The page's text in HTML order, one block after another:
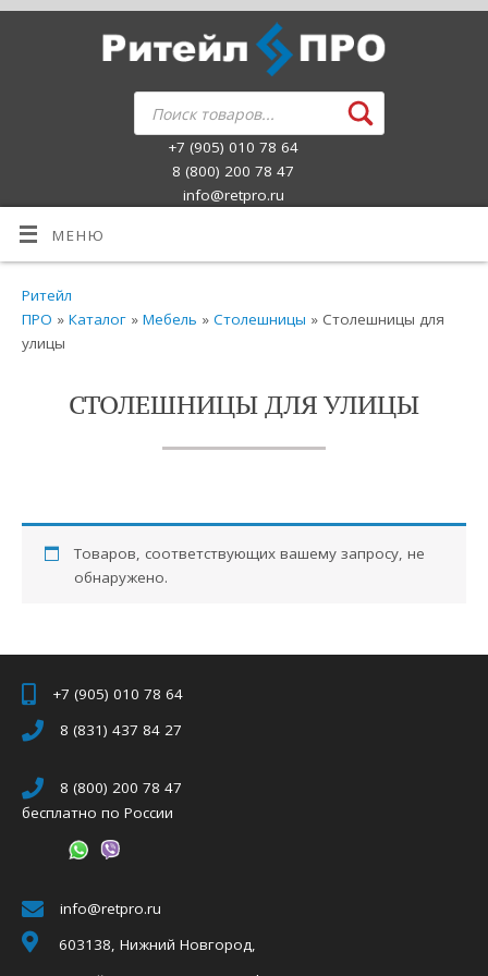
+7 (905) 010 78 64
8 (800) 200 78 47
info@retpro.ru
МЕНЮ
Ритейл
ПРО »Каталог »Мебель »Столешницы » Столешницы для
улицы
СТОЛЕШНИЦЫ ДЛЯ УЛИЦЫ
Товаров, соответствующих вашему запросу, не
обнаружено.
+7 (905) 010 78 64
8 (831) 437 84 27
8 (800) 200 78 47
бесплатно по России
info@retpro.ru
603138, Нижний Новгород,